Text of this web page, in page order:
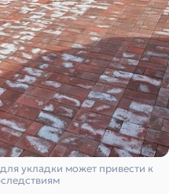
укладки может привести к